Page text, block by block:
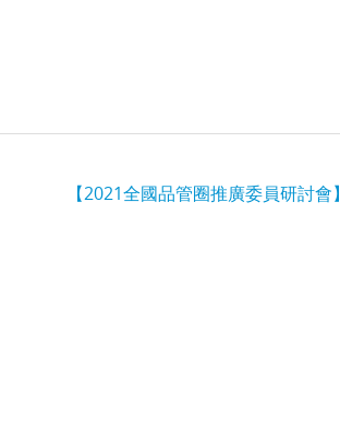
【2021全國品管圈推廣委員研討會】